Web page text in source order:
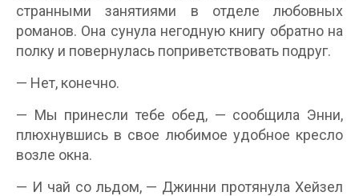
странными занятиями в отделе любовных
романов. Она сунула негодную книгу обратно на
полку и повернулась поприветствовать подруг.
— Нет, конечно.
— Мы принесли тебе обед, — сообщила Энни,
плюхнувшись в свое любимое удобное кресло
возле окна.
— И чай со льдом, — Джинни протянула Хейзел